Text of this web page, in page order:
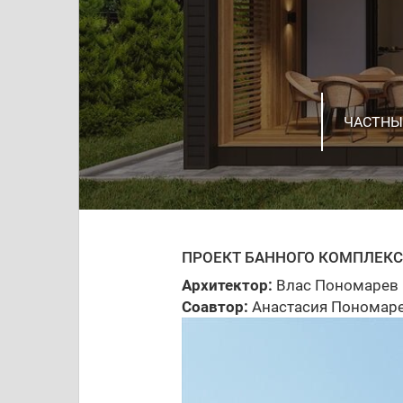
ДВОРЕЦ
ПОЛЯНА
ПРОЕКТ
ПРОЕКТ БАННОГО
Архитектор: Влас Пономарев
Соавтор:Анастасия